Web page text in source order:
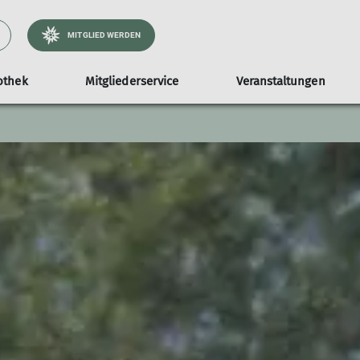
MITGLIED WERDEN
Mitgliederservice
Materialverleih Bergsport-
Veranstaltungen
Ausrüstungsliste Touren-AGB
GauenhütteAbteilungen
Mountainbikegruppe Konstanz
Mountainbikegruppe Radolfzell
Klettertreff
unterwegs Kampagne